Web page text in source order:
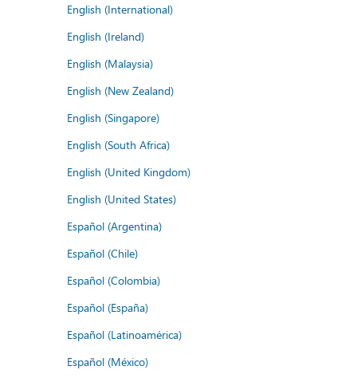
English (International)
English (Ireland)
English (Malaysia)
English (New Zealand)
English (Singapore)
English (South Africa)
English (United Kingdom)
English (United States)
Español (Argentina)
Español (Chile)
Español (Colombia)
Español (España)
Español (Latinoamérica)
Español (México)